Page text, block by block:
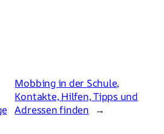
Mobbing in der Schule,
Kontakte, Hilfen, Tipps und
Adressen finden
→